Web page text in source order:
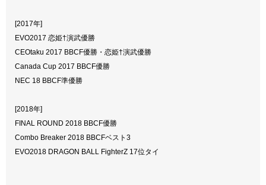
[2017年]
EVO2017 恋姫†演武優勝
CEOtaku 2017 BBCF優勝・恋姫†演武優勝
Canada Cup 2017 BBCF優勝
NEC 18 BBCF準優勝
[2018年]
FINAL ROUND 2018 BBCF優勝
Combo Breaker 2018 BBCFベスト3
EVO2018 DRAGON BALL FighterZ 17位タイ